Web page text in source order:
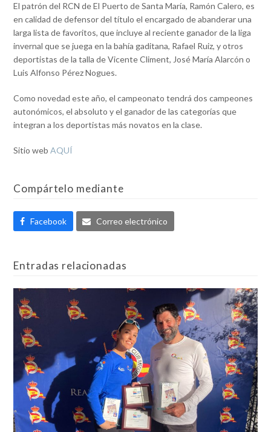
El patrón del RCN de El Puerto de Santa María, Ramón Calero, es
en calidad de defensor del título el encargado de abanderar una
larga lista de favoritos, que incluye al reciente ganador de la liga
invernal que se juega en la bahía gaditana, Rafael Ruiz, y otros
deportistas de la talla de Vicente Climent, José María Alarcón o
Luis Alfonso Pérez Nogues.
Como novedad este año, el campeonato tendrá dos campeones
autonómicos, el absoluto y el ganador de las categorías que
integran a los deportistas más novatos en la clase.
Sitio webAQUÍ
Compártelo mediante
Facebook Correo electrónico
Entradas relacionadas